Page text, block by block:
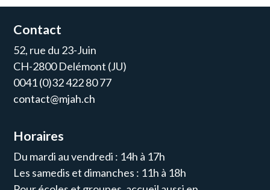
Contact
52, rue du 23-Juin
CH-2800 Delémont (JU)
0041 (0)32 422 80 77
contact@mjah.ch
Horaires
Du mardi au vendredi : 14h à 17h
Les samedis et dimanches : 11h à 18h